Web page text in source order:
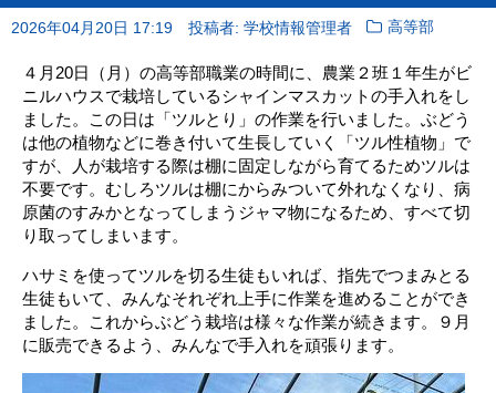
2026年04月20日 17:19 投稿者: 学校情報管理者 高等部
４月20日（月）の高等部職業の時間に、農業２班１年生がビ
ニルハウスで栽培しているシャインマスカットの手入れをし
ました。この日は「ツルとり」の作業を行いました。ぶどう
は他の植物などに巻き付いて生長していく「ツル性植物」で
すが、人が栽培する際は棚に固定しながら育てるためツルは
不要です。むしろツルは棚にからみついて外れなくなり、病
原菌のすみかとなってしまうジャマ物になるため、すべて切
り取ってしまいます。
ハサミを使ってツルを切る生徒もいれば、指先でつまみとる
生徒もいて、みんなそれぞれ上手に作業を進めることができ
ました。これからぶどう栽培は様々な作業が続きます。９月
に販売できるよう、みんなで手入れを頑張ります。